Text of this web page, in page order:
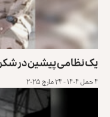
یک نظامی پیشین در
۴ حمل ۱۴۰۴ - ۲۴ مارچ ۲۰۲۵